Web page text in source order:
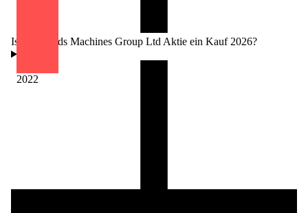
2022
Ist die Minds Machines Group Ltd Aktie ein Kauf 2026?